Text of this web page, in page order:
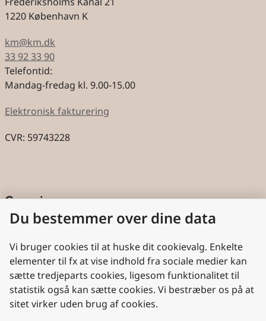
1220 København K
km@km.dk
33 92 33 90
Telefontid:
Mandag-fredag kl. 9.00-15.00
Elektronisk fakturering
CVR: 59743228
Genveje
Cookies
Aktindsigt
Persondatabeskyttelse
Nyttige links
Du bestemmer over dine data
Vi bruger cookies til at huske dit cookievalg. Enkelte
elementer til fx at vise indhold fra sociale medier kan
sætte tredjeparts cookies, ligesom funktionalitet til
statistik også kan sætte cookies. Vi bestræber os på at
sitet virker uden brug af cookies.